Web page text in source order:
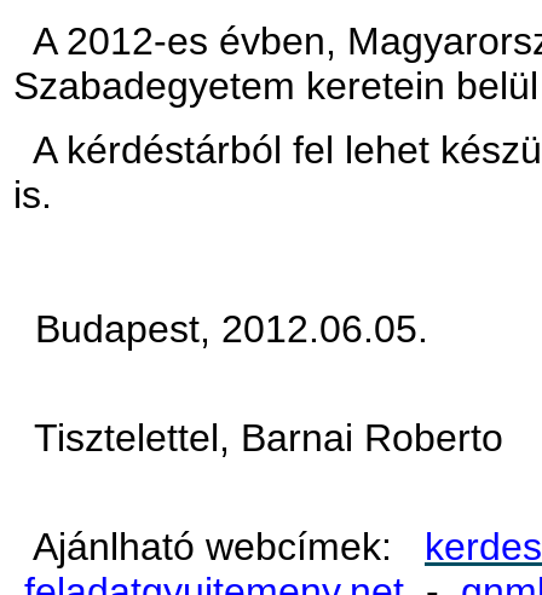
A 2012-es évben,
Szabadegyetem keretein
A kérdéstárból fel lehet
is.
Budapest, 2012.06.05.
Tisztelettel, Barnai Roberto
Ajánlható webcímek: